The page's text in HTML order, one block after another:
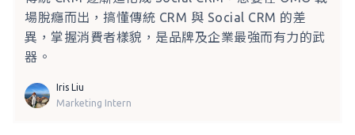
場脫癮而出，搞懂傳統 CRM 與 Social CRM 的差
異，掌握消費者樣貌，是品牌及企業最強而有力的武
器。
Iris Liu
Marketing Intern